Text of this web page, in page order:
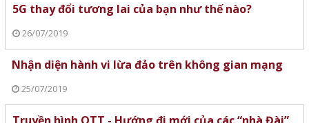
5G thay đổi tương lai của bạn như thế nào?
26/07/2019
Nhận diện hành vi lừa đảo trên không gian mạng
25/07/2019